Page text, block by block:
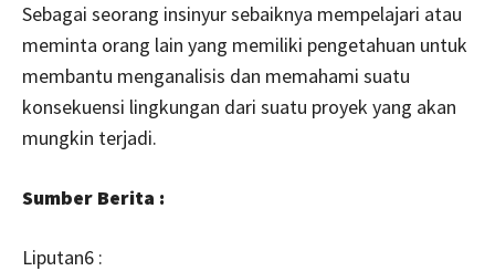
Sebagai seorang insinyur sebaiknya mempelajari atau
meminta orang lain yang memiliki pengetahuan untuk
membantu menganalisis dan memahami suatu
konsekuensi lingkungan dari suatu proyek yang akan
mungkin terjadi.
Sumber Berita :
Liputan6 :